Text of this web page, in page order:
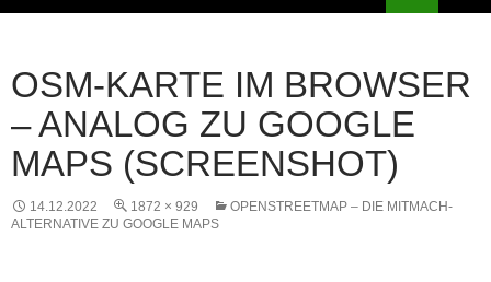
OSM-KARTE IM BROWSER
– ANALOG ZU GOOGLE
MAPS (SCREENSHOT)
14.12.2022 1872 × 929
OPENSTREETMAP – DIE MITMACH-
ALTERNATIVE ZU GOOGLE MAPS